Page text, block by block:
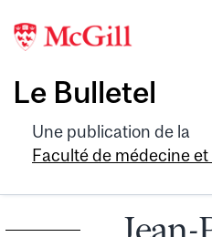
Le Bulletel
Une publication de la
Faculté de médecine
Jean-